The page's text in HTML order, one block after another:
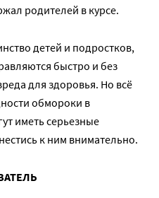
родителей в курсе.
детей и подростков,
быстро и без
для здоровья. Но всё
обмороки в
иметь серьезные
к ним внимательно.